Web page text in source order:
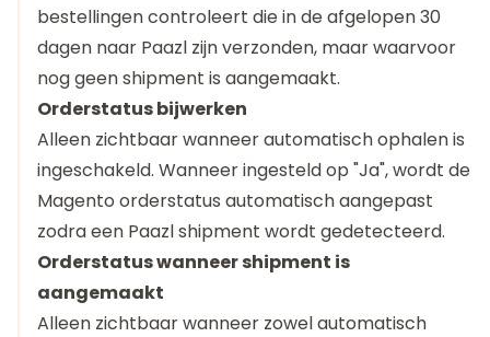
bestellingen controleert die in de afgelopen 30
dagen naar Paazl zijn verzonden, maar waarvoor
nog geen shipment is aangemaakt.
Orderstatus bijwerken
Alleen zichtbaar wanneer automatisch ophalen is
ingeschakeld. Wanneer ingesteld op "Ja", wordt de
Magento orderstatus automatisch aangepast
zodra een Paazl shipment wordt gedetecteerd.
Orderstatus wanneer shipment is
aangemaakt
Alleen zichtbaar wanneer zowel automatisch